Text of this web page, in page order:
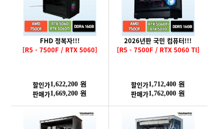
FHD 정복자!!!
[R5 - 7500F / RTX 5060]
할인가1,622,200 원
판매가1,669,200 원
2026년판 국민 컴퓨터!!!
[R5 - 7500F / RTX 5060 TI]
할인가1,712,400 원
판매가1,762,000 원